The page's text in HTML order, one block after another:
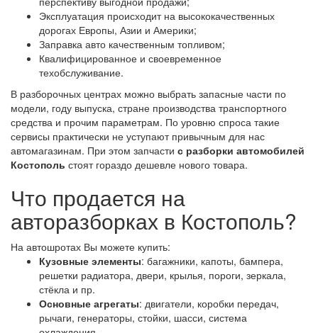
Эксплуатация происходит на высококачественных
дорогах Европы, Азии и Америки;
Заправка авто качественным топливом;
Квалифицированное и своевременное
техобслуживание.
В разборочных центрах можно выбрать запасные части по
модели, году выпуска, стране производства транспортного
средства и прочим параметрам. По уровню спроса такие
сервисы практически не уступают привычным для нас
автомагазинам. При этом запчасти с разборки автомобилей
Костополь стоят гораздо дешевле нового товара.
Что продается на
авторазборках в Костополь?
На автошротах Вы можете купить:
Кузовные элементы: багажники, капоты, бампера,
решетки радиатора, двери, крылья, пороги, зеркала,
стёкла и пр.
Основные агрегаты: двигатели, коробки передач,
рычаги, генераторы, стойки, шасси, система